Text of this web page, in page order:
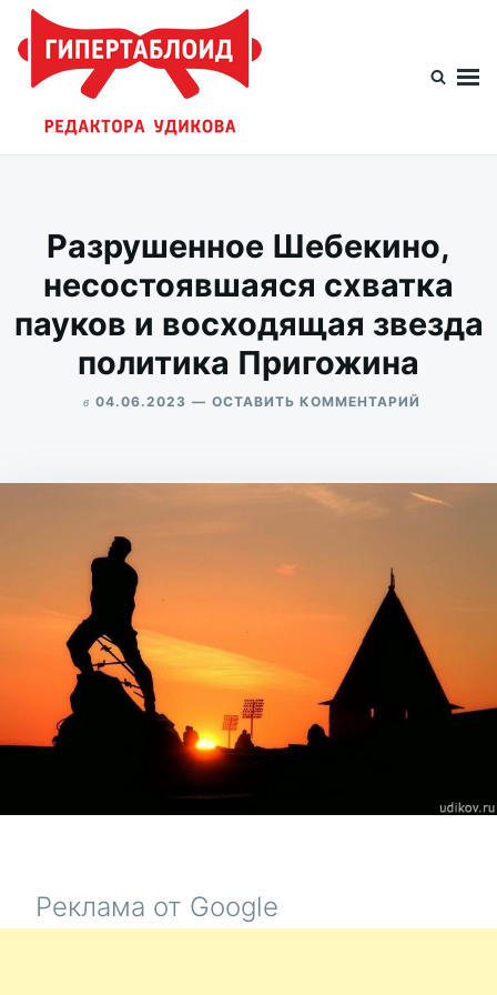
Перейти
содержимому
Искать:
Разрушенное Шебекино,
несостоявшаяся схватка
пауков и восходящая звезда
политика Пригожина
в 04.06.2023 ОСТАВИТЬ КОММЕНТАРИЙ
СХВАТКА
ПАУКОВ
Реклама от Google